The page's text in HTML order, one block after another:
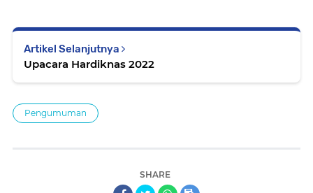
Artikel Selanjutnya
Upacara Hardiknas 2022
Pengumuman
SHARE